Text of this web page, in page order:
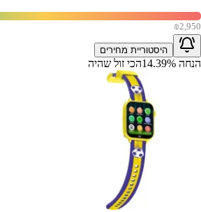
₪2,950
היסטוריית מחירים
הנחה 14.39% הכי זול שהיה